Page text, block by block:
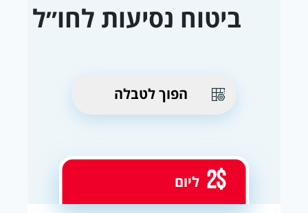
הפוך לטבלה
ביטוח נסיעות לחו״ל
2$ ליום